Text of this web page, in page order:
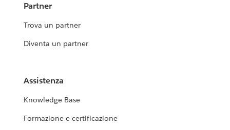
Partner
Trova un partner
Diventa un partner
Assistenza
Knowledge Base
Formazione e certificazione